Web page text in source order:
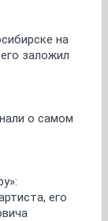
на
заложил
о самом
его